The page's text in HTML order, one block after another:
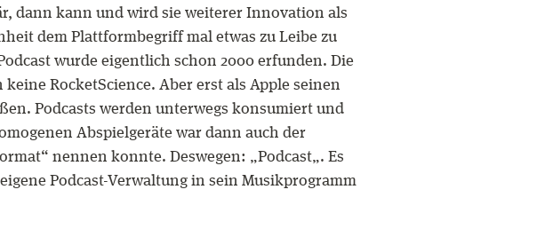
dann kann und wird sie weiterer Innovation als
dem Plattformbegriff mal etwas zu Leibe zu
wurde eigentlich schon 2000 erfunden. Die
RocketScience. Aber erst als Apple seinen
Podcasts werden unterwegs konsumiert und
Abspielgeräte war dann auch der
nennen konnte. Deswegen: „Podcast„. Es
Podcast-Verwaltung in sein Musikprogramm